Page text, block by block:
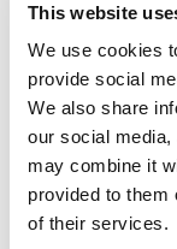
This website
We use cookies
provide social
We also share
our social
may combine it
provided to them
of their services.
gemeenten
Margraten)
Bedrijven MAA,